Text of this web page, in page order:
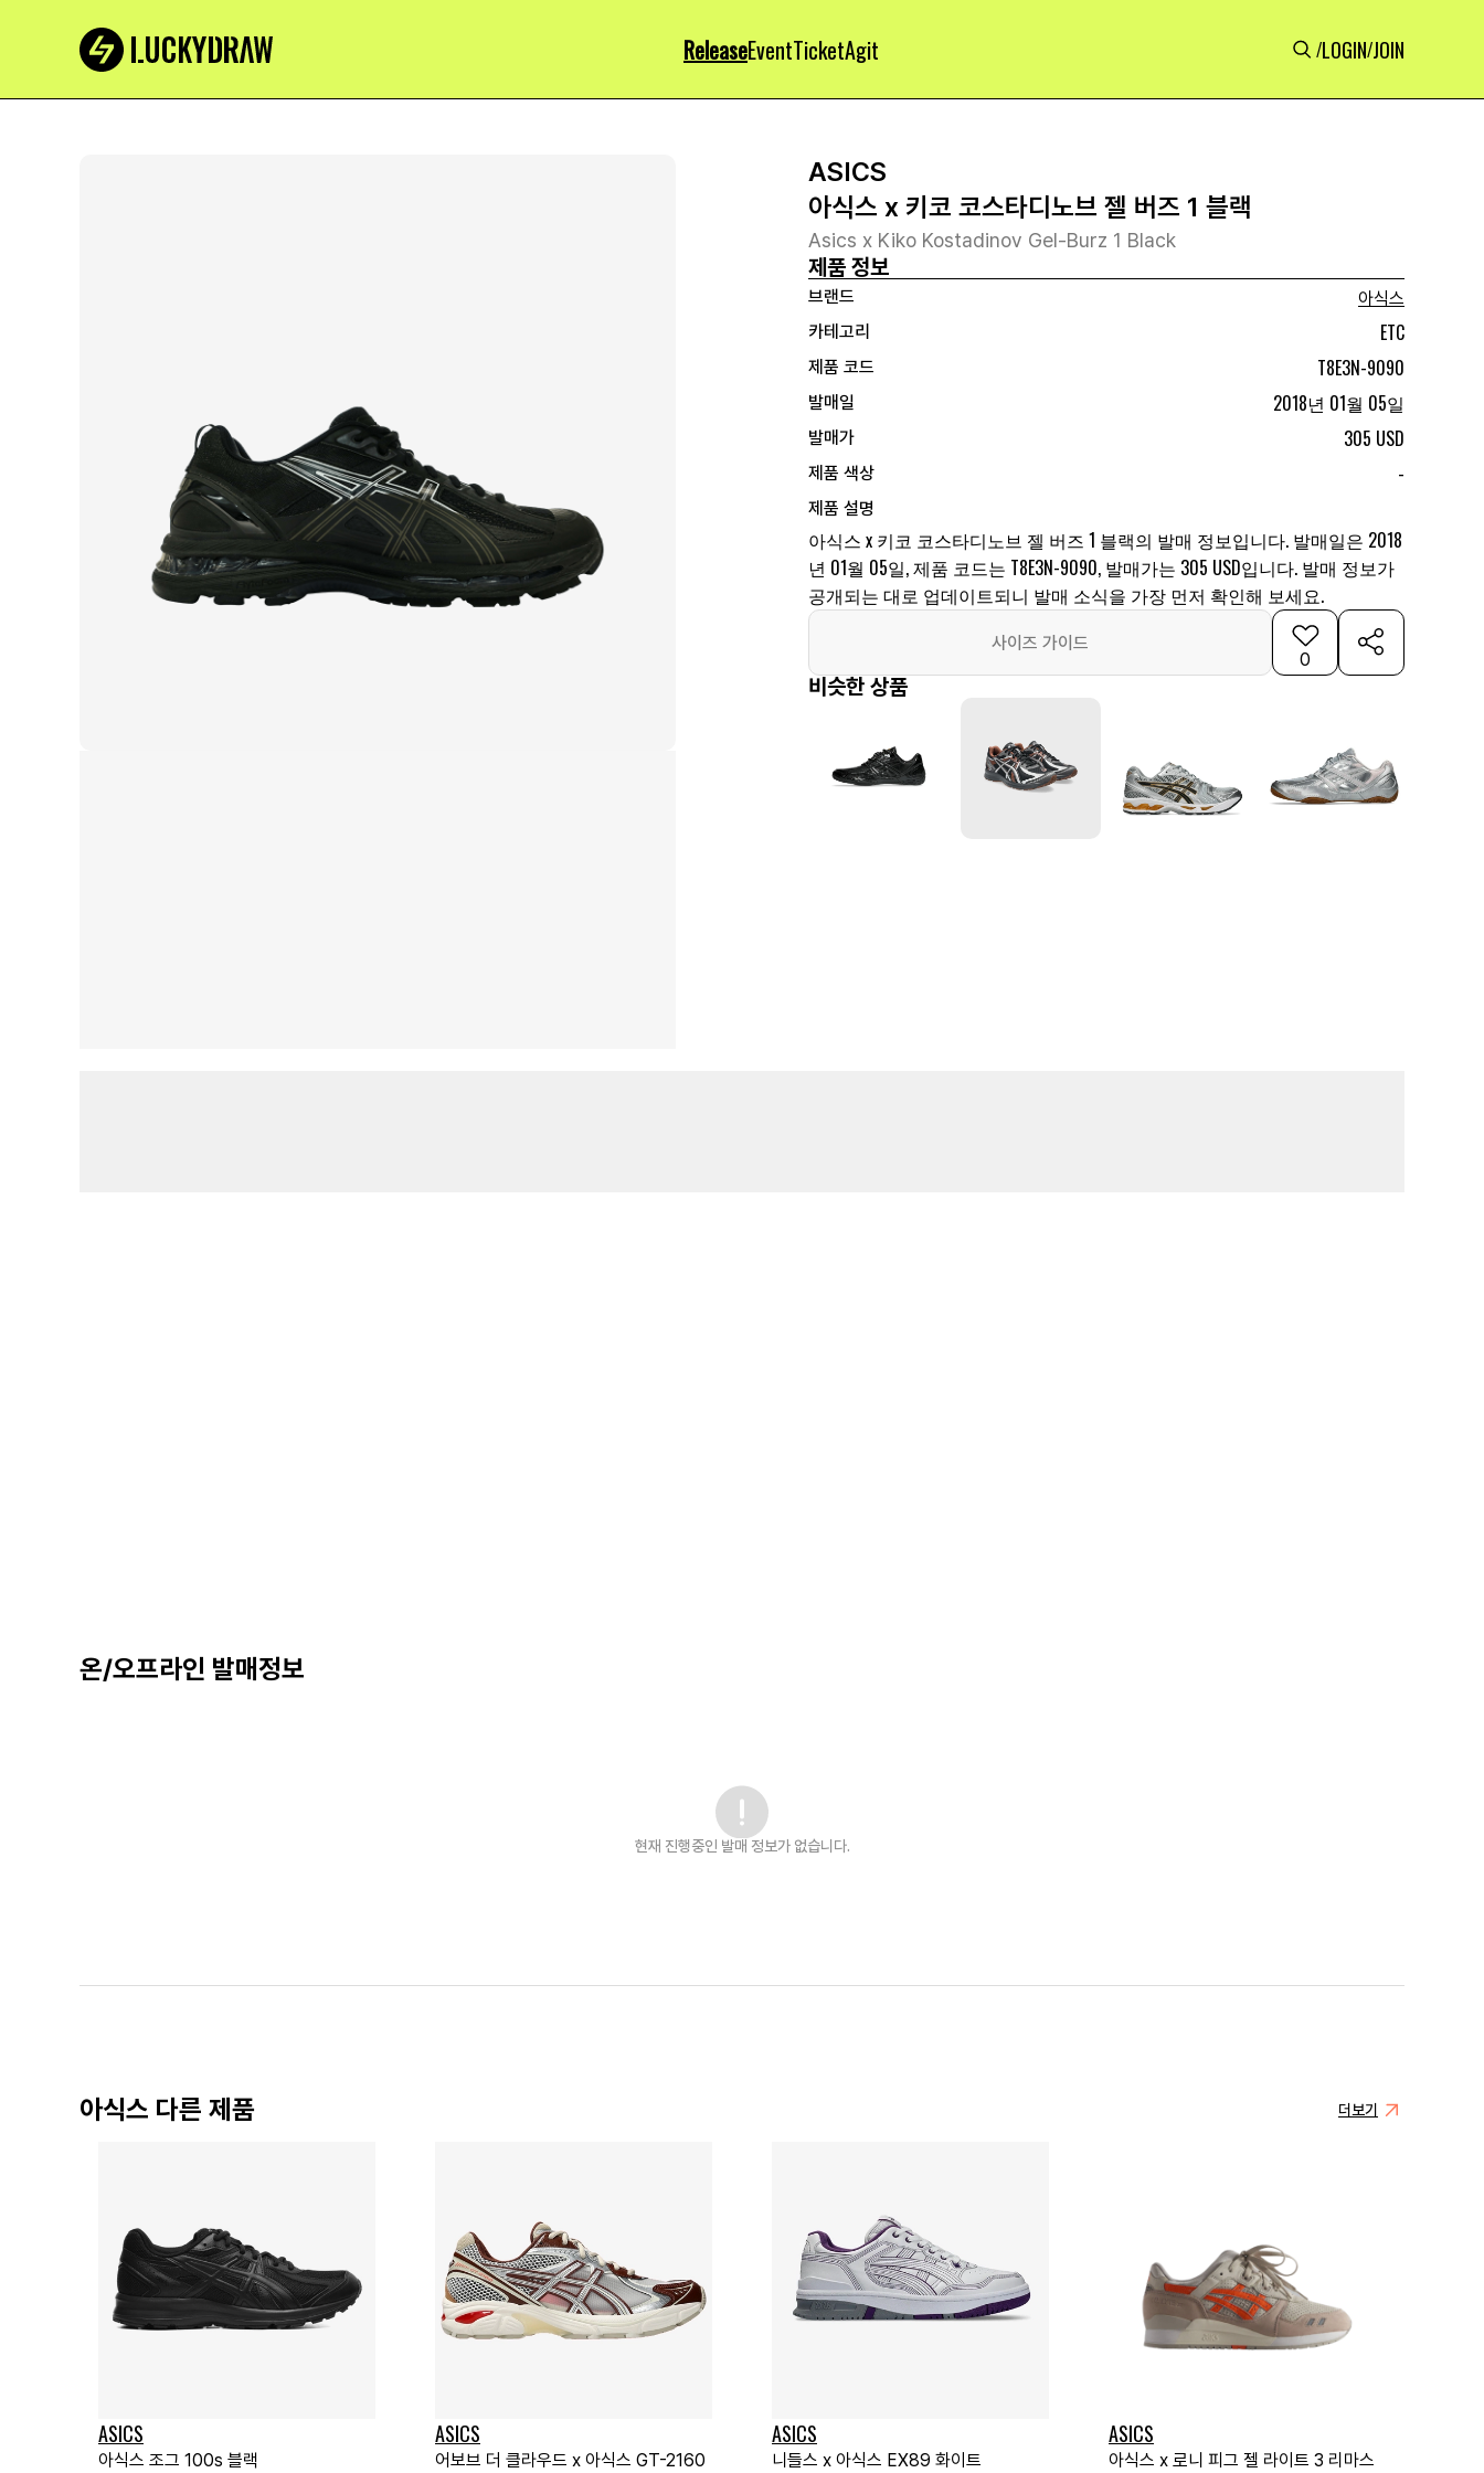
ReleaseEventTicketAgit /LOGIN/JOIN
ASICS
아식스 x 키코 코스타디노브 젤 버즈 1 블랙
Asics x Kiko Kostadinov Gel-Burz 1 Black
제품 정보
브랜드
아식스
카테고리
ETC
제품 코드 T8E3N-9090
발매일 2018년 01월 05일
발매가 305 USD
제품 색상 -
제품 설명
아식스 x 키코 코스타디노브 젤 버즈 1 블랙의 발매 정보입니다. 발매일은 2018
년 01월 05일, 제품 코드는 T8E3N-9090, 발매가는 305 USD입니다. 발매 정보가
공개되는 대로 업데이트되니 발매 소식을 가장 먼저 확인해 보세요.
사이즈 가이드
0
비슷한 상품
온/오프라인 발매정보
현재 진행중인 발매 정보가 없습니다.
아식스 다른 제품 더보기
ASICS
아식스 조그 100s 블랙
ASICS
어보브 더 클라우드 x 아식스 GT-2160
ASICS
니들스 x 아식스 EX89 화이트
ASICS
아식스 x 로니 피그 젤 라이트 3 리마스